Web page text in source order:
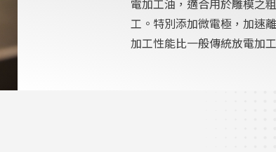
電加工油，適合用於雕模之
工。特別添加微電極，加速
加工性能比一般傳統放電加